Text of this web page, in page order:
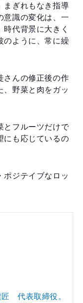
まぎれもなき指導
意識の変化は、一
代背景に大きく
のように、常に繰
さんの修正後の作
、野菜と肉をガッ
とフルーツだけで
にも応じているの
ポジテイブなロッ
代表取締役。